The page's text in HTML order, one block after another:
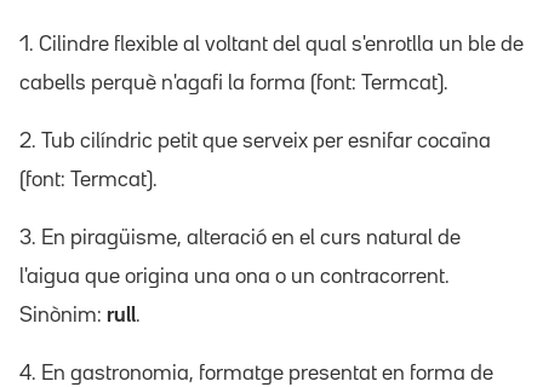
1. Cilindre flexible al voltant del qual s'enrotlla un ble de
cabells perquè n'agafi la forma (font: Termcat).
2. Tub cilíndric petit que serveix per esnifar cocaïna
(font: Termcat).
3. En piragüisme, alteració en el curs natural de
l'aigua que origina una ona o un contracorrent.
Sinònim: rull.
4. En gastronomia, formatge presentat en forma de